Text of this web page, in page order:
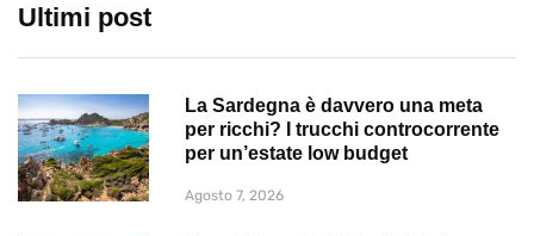
Ultimi post
La Sardegna è davvero una meta
per ricchi? I trucchi controcorrente
per un’estate low budget
Agosto 7, 2026